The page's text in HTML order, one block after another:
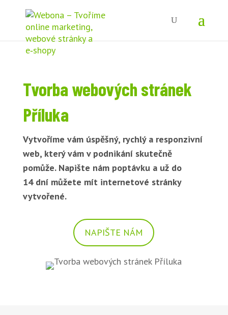
Tvorba webových stránek
Příluka
Vytvoříme vám úspěšný, rychlý a responzivní
web, který vám v podnikání skutečně
pomůže. Napište nám poptávku a už do
14 dní můžete mít internetové stránky
vytvořené.
NAPIŠTE NÁM